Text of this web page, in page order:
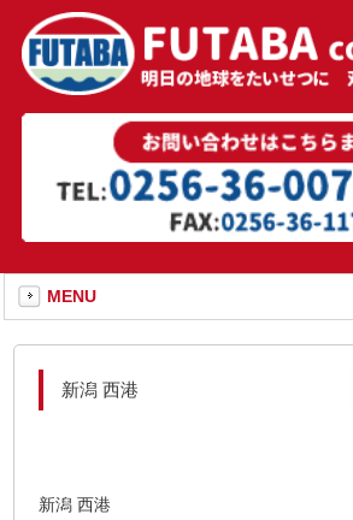
MENU
新潟 西港
新潟 西港